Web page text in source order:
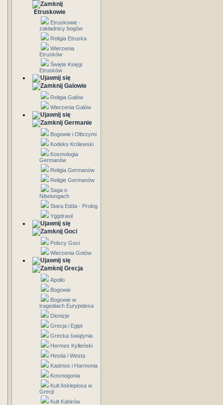
Etruskowie
Etruskowie -
zakładnicy bogów
Religia Etruska
Wierzenia
Etrusków
Święte Księgi
Etrusków
Galowie
Religia Galów
Wierzenia Galów
Germanie
Bogowie i Olbrzymi
Kodeks Królewski
Kosmologia
Germanów
Religia Germanów
Religie Germanów
Saga o
Nibelungach
Stara Edda - Prolog
Yggdrasil
Goci
Polscy Goci
Wierzenia Gotów
Grecja
Apollo
Bogowie
Bogowie w
tragediach Eurypidesa
Dionizje
Grecja i Egipt
Grecka świątynia
Hermes Kylleński
Hestia i Westa
Kadmos i Harmonia
Kosmogonia
Kult Asklepiosa w
Grecji
Kult Kabirów